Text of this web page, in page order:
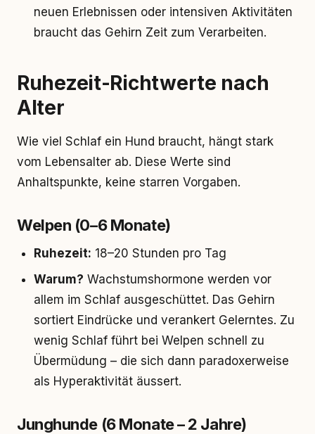
neuen Erlebnissen oder intensiven Aktivitäten
braucht das Gehirn Zeit zum Verarbeiten.
Ruhezeit-Richtwerte nach
Alter
Wie viel Schlaf ein Hund braucht, hängt stark
vom Lebensalter ab. Diese Werte sind
Anhaltspunkte, keine starren Vorgaben.
Welpen (0–6 Monate)
Ruhezeit: 18–20 Stunden pro Tag
Warum? Wachstumshormone werden vor
allem im Schlaf ausgeschüttet. Das Gehirn
sortiert Eindrücke und verankert Gelerntes. Zu
wenig Schlaf führt bei Welpen schnell zu
Übermüdung – die sich dann paradoxerweise
als Hyperaktivität äussert.
Junghunde (6 Monate – 2 Jahre)